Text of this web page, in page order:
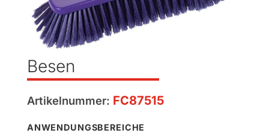
Besen
Artikelnummer: FC87515
ANWENDUNGSBEREICHE